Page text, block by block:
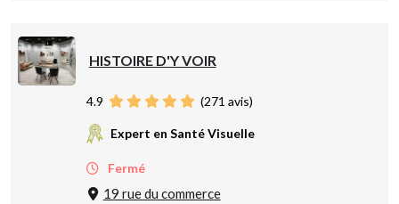
HISTOIRE D'Y VOIR
4.9 (271 avis)
Expert en Santé Visuelle
Fermé
19 rue du commerce